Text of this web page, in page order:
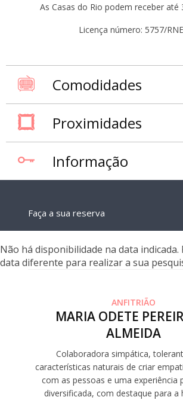
As Casas do Rio podem receber até
Licença número: 5757/
Comodidades
Proximidades
Informação
Faça a sua reserva
Não há disponibilidade na data
data diferente para realizar a sua
ANFITRIÃO
MARIA ODETE
ALMEIDA
Colaboradora simpática,
características naturais de criar
com as pessoas e uma experiência
diversificada, com destaque para a